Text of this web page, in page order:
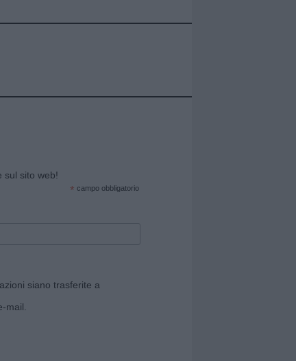
sul sito web!
* campo obbligatorio
siano trasferite a
mail.